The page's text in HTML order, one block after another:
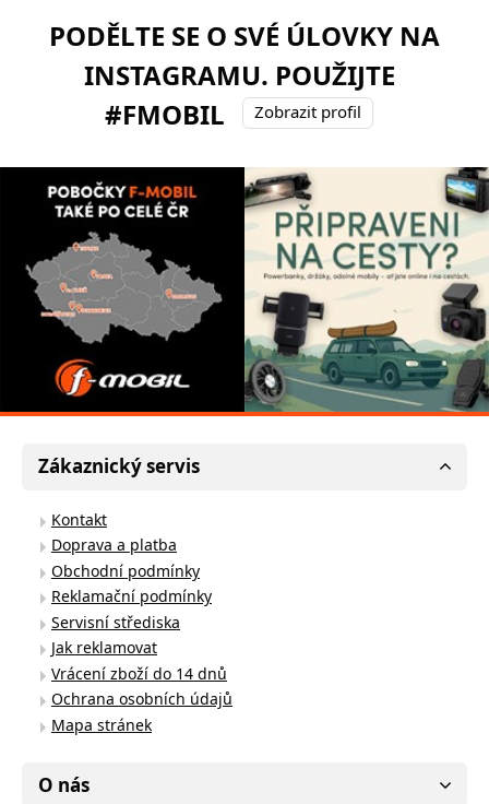
PODĚLTE SE O SVÉ ÚLOVKY NA
INSTAGRAMU. POUŽIJTE
#FMOBIL
Zobrazit profil
Zákaznický servis
Kontakt
Doprava a platba
Obchodní podmínky
Reklamační podmínky
Servisní střediska
Jak reklamovat
Vrácení zboží do 14 dnů
Ochrana osobních údajů
Mapa stránek
O nás